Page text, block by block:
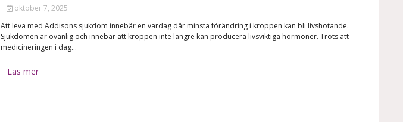
oktober 7, 2025
Att leva med Addisons sjukdom innebär en vardag där minsta förändring i kroppen kan bli livshotande.
Sjukdomen är ovanlig och innebär att kroppen inte längre kan producera livsviktiga hormoner. Trots att
medicineringen i dag...
Läs mer